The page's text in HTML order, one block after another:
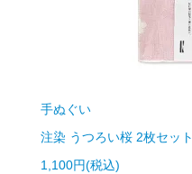
手ぬぐい
注染 うつろい桜 2枚セット
1,100円(税込)